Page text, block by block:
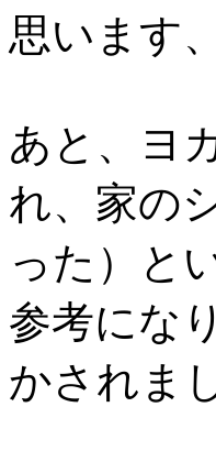
思います
あと、ヨ
れ、家の
った）と
参考にな
かされま